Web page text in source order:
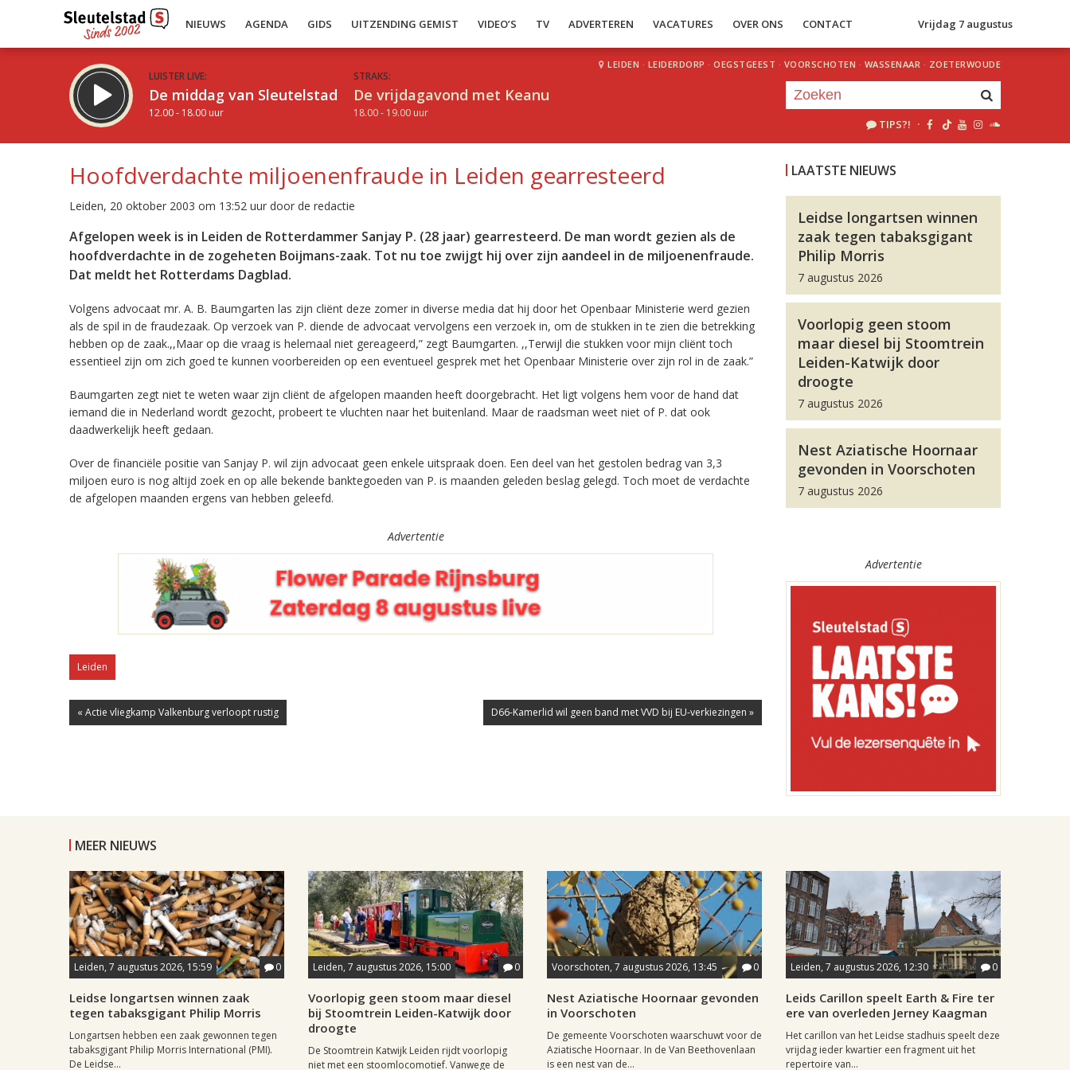
NIEUWS AGENDA GIDS UITZENDING GEMIST VIDEO’S TV ADVERTEREN VACATURES OVER ONS CONTACT Vrijdag 7 augustus
LUISTER LIVE:
De middag van Sleutelstad
12.00 - 18.00 uur
STRAKS:
De vrijdagavond met Keanu
18.00 - 19.00 uur
LEIDEN · LEIDERDORP · OEGSTGEEST · VOORSCHOTEN · WASSENAAR · ZOETERWOUDE
TIPS?! ·
Inklappen
Hoofdverdachte miljoenenfraude in Leiden gearresteerd
Leiden, 20 oktober 2003 om 13:52 uur door de redactie
Afgelopen week is in Leiden de Rotterdammer Sanjay P. (28 jaar) gearresteerd. De man wordt gezien als de
hoofdverdachte in de zogeheten Boijmans-zaak. Tot nu toe zwijgt hij over zijn aandeel in de miljoenenfraude.
Dat meldt het Rotterdams Dagblad.
Volgens advocaat mr. A. B. Baumgarten las zijn cliënt deze zomer in diverse media dat hij door het Openbaar Ministerie werd gezien
als de spil in de fraudezaak. Op verzoek van P. diende de advocaat vervolgens een verzoek in, om de stukken in te zien die betrekking
hebben op de zaak.,,Maar op die vraag is helemaal niet gereageerd,” zegt Baumgarten. ,,Terwijl die stukken voor mijn cliënt toch
essentieel zijn om zich goed te kunnen voorbereiden op een eventueel gesprek met het Openbaar Ministerie over zijn rol in de zaak.”
Baumgarten zegt niet te weten waar zijn cliënt de afgelopen maanden heeft doorgebracht. Het ligt volgens hem voor de hand dat
iemand die in Nederland wordt gezocht, probeert te vluchten naar het buitenland. Maar de raadsman weet niet of P. dat ook
daadwerkelijk heeft gedaan.
Over de financiële positie van Sanjay P. wil zijn advocaat geen enkele uitspraak doen. Een deel van het gestolen bedrag van 3,3
miljoen euro is nog altijd zoek en op alle bekende banktegoeden van P. is maanden geleden beslag gelegd. Toch moet de verdachte
de afgelopen maanden ergens van hebben geleefd.
Advertentie
Leiden
« Actie vliegkamp Valkenburg verloopt rustig D66-Kamerlid wil geen band met VVD bij EU-verkiezingen »
LAATSTE NIEUWS
Leidse longartsen winnen
zaak tegen tabaksgigant
Philip Morris
7 augustus 2026
Voorlopig geen stoom
maar diesel bij Stoomtrein
Leiden-Katwijk door
droogte
7 augustus 2026
Nest Aziatische Hoornaar
gevonden in Voorschoten
7 augustus 2026
Advertentie
MEER NIEUWS
Leiden, 7 augustus 2026, 15:59 0
Leidse longartsen winnen zaak
tegen tabaksgigant Philip Morris
Longartsen hebben een zaak gewonnen tegen
tabaksgigant Philip Morris International (PMI).
De Leidse...
Leiden, 7 augustus 2026, 15:00 0
Voorlopig geen stoom maar diesel
bij Stoomtrein Leiden-Katwijk door
droogte
De Stoomtrein Katwijk Leiden rijdt voorlopig
niet met een stoomlocomotief. Vanwege de
Voorschoten, 7 augustus 2026, 13:45 0
Nest Aziatische Hoornaar gevonden
in Voorschoten
De gemeente Voorschoten waarschuwt voor de
Aziatische Hoornaar. In de Van Beethovenlaan
is een nest van de...
Leiden, 7 augustus 2026, 12:30 0
Leids Carillon speelt Earth & Fire ter
ere van overleden Jerney Kaagman
Het carillon van het Leidse stadhuis speelt deze
vrijdag ieder kwartier een fragment uit het
repertoire van...